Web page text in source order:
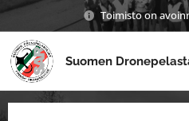
Toimisto on
Suomen